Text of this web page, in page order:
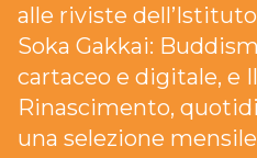
alle riviste
Soka Gakkai:
cartaceo e digitale, e
Rinascimento,
una selezione